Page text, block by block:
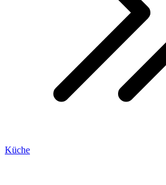
Küche